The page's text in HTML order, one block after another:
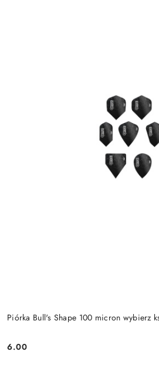
Piórka Bull's Shape 100 micron wybierz
Cena:
6.00